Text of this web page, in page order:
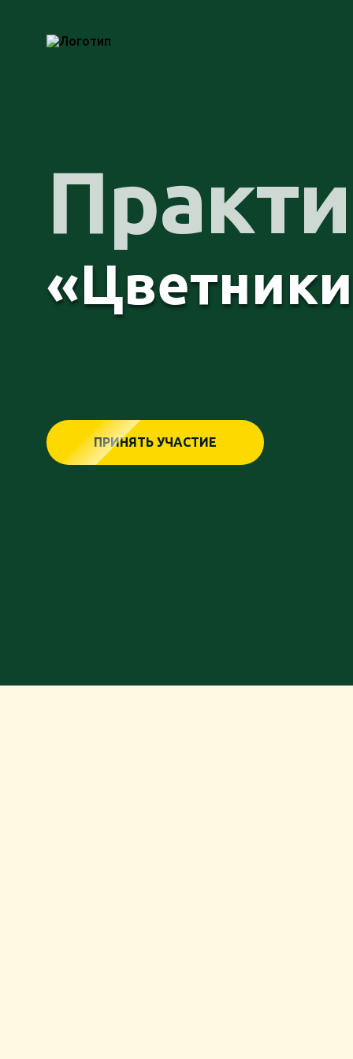
ПРИНЯТЬ УЧАСТИЕ